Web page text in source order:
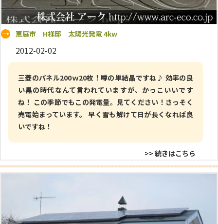
恵庭市 H様邸 太陽光発電 4kw
2012-02-02
三菱のパネル200ｗ20枚！噂の単結晶ですね♪ 効率の良
い黒の時代なんて言われていますが、かっこいいです
ね！ この季節でもこの発電量。見てください！さっそく
売電始まっています。 早く雪も解けて日が長くなれば良
いですね！
>> 続きはこちら